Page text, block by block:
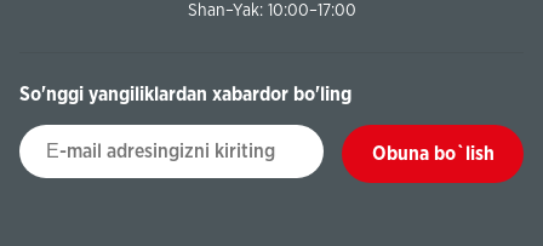
Shan–Yak: 10:00–17:00
So'nggi yangiliklardan xabardor bo'ling
Obuna bo`lish